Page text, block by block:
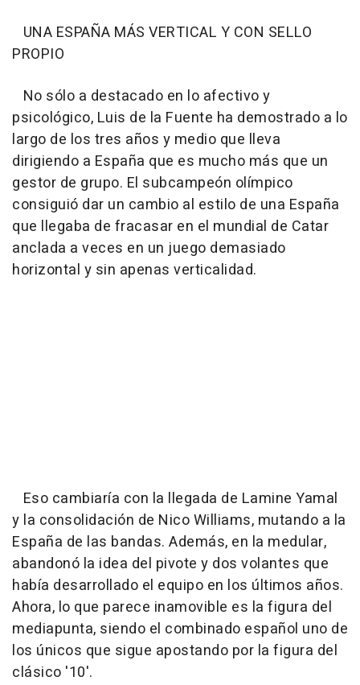
UNA ESPAÑA MÁS VERTICAL Y CON SELLO
PROPIO
No sólo a destacado en lo afectivo y
psicológico, Luis de la Fuente ha demostrado a lo
largo de los tres años y medio que lleva
dirigiendo a España que es mucho más que un
gestor de grupo. El subcampeón olímpico
consiguió dar un cambio al estilo de una España
que llegaba de fracasar en el mundial de Catar
anclada a veces en un juego demasiado
horizontal y sin apenas verticalidad.
Eso cambiaría con la llegada de Lamine Yamal
y la consolidación de Nico Williams, mutando a la
España de las bandas. Además, en la medular,
abandonó la idea del pivote y dos volantes que
había desarrollado el equipo en los últimos años.
Ahora, lo que parece inamovible es la figura del
mediapunta, siendo el combinado español uno de
los únicos que sigue apostando por la figura del
clásico '10'.